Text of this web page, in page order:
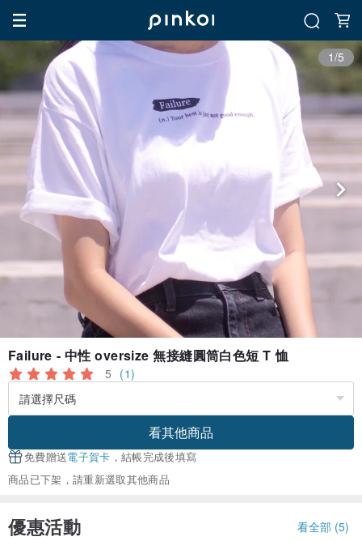
1/5
Failure - 中性 oversize 無接縫圓筒白色短 T 恤
5 (1)
看其他商品
免費贈送電子賀卡 ，結帳完成後填寫
商品已下架，請重新選取其他商品
優惠活動 看全部 (5)